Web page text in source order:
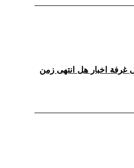
غرفة اخبار هل انتهى زمن